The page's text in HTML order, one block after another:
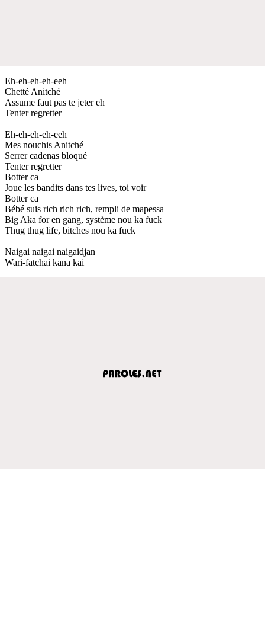
Eh-eh-eh-eh-eeh
Chetté Anitché
Assume faut pas te jeter eh
Tenter regretter
Eh-eh-eh-eh-eeh
Mes nouchis Anitché
Serrer cadenas bloqué
Tenter regretter
Botter ca
Joue les bandits dans tes lives, toi voir
Botter ca
Bébé suis rich rich rich, rempli de mapessa
Big Aka for en gang, système nou ka fuck
Thug thug life, bitches nou ka fuck
Naigai naigai naigaidjan
Wari-fatchai kana kai